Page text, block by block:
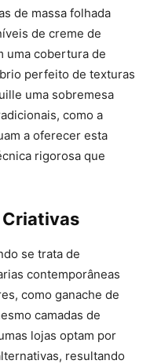
de massa folhada
de creme de
uma cobertura de
perfeito de texturas
uma sobremesa
como a
a oferecer esta
rigorosa que
Criativas
se trata de
contemporâneas
como ganache de
camadas de
lojas optam por
resultando